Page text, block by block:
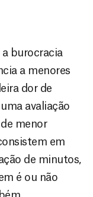
burocracia
a menores
dor de
avaliação
menor
em
de minutos,
é ou não